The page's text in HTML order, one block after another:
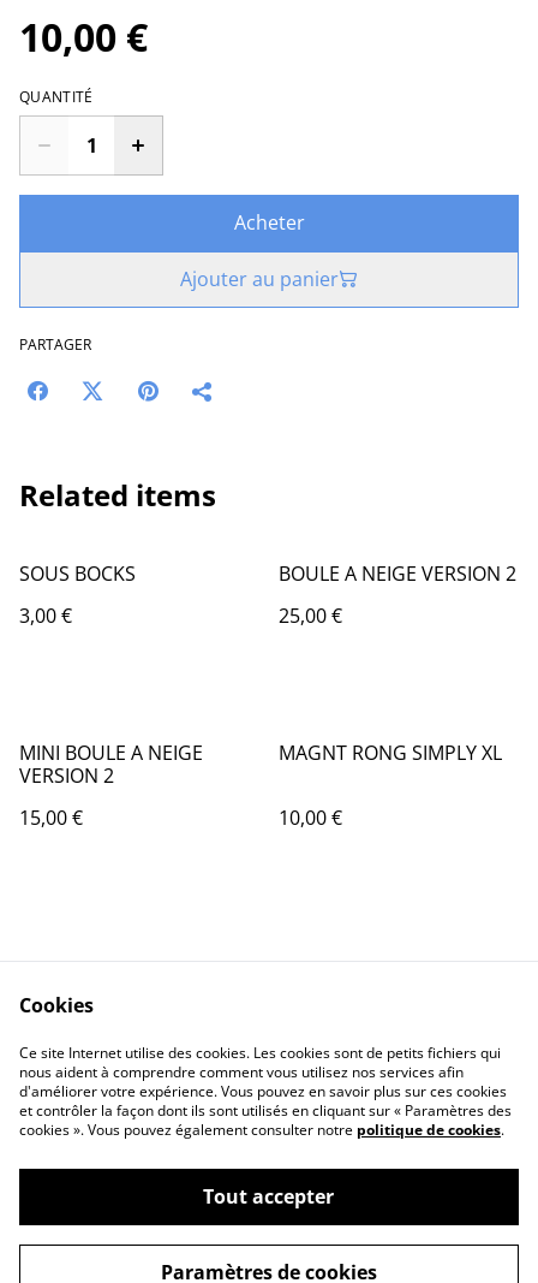
10,00 €
QUANTITÉ
Acheter
Ajouter au panier
PARTAGER
Related items
SOUS BOCKS
3,00 €
BOULE A NEIGE VERSION 2
25,00 €
MINI BOULE A NEIGE
VERSION 2
15,00 €
MAGNT RONG SIMPLY XL
10,00 €
Contact Us
Legal Terms
Privacy Policy
Cookie Policy
©2026MAGIC BOUTIQUE by Frequence Magic
Cookies
Ce site Internet utilise des cookies. Les cookies sont de petits fichiers qui
nous aident à comprendre comment vous utilisez nos services afin
d'améliorer votre expérience. Vous pouvez en savoir plus sur ces cookies
et contrôler la façon dont ils sont utilisés en cliquant sur « Paramètres des
cookies ». Vous pouvez également consulter notre politique de cookies.
Tout accepter
Paramètres de cookies